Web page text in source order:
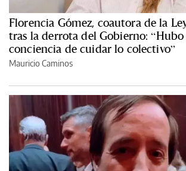
Florencia Gómez, coautora de la
tras la derrota del Gobierno:
conciencia de cuidar lo colectivo”
Mauricio Caminos